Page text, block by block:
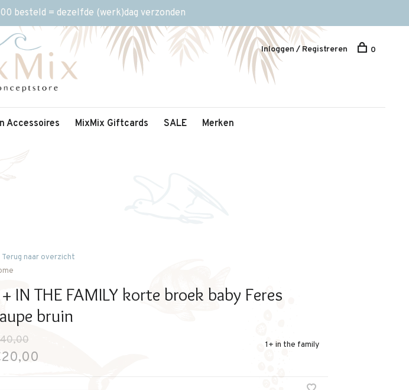
besteld = dezelfde (werk)dag verzonden
Accessoires MixMix Giftcards SALE Merken
Inloggen / Registreren 0
naar overzicht
IN THE FAMILY korte broek baby Feres
bruin
1+ in the family